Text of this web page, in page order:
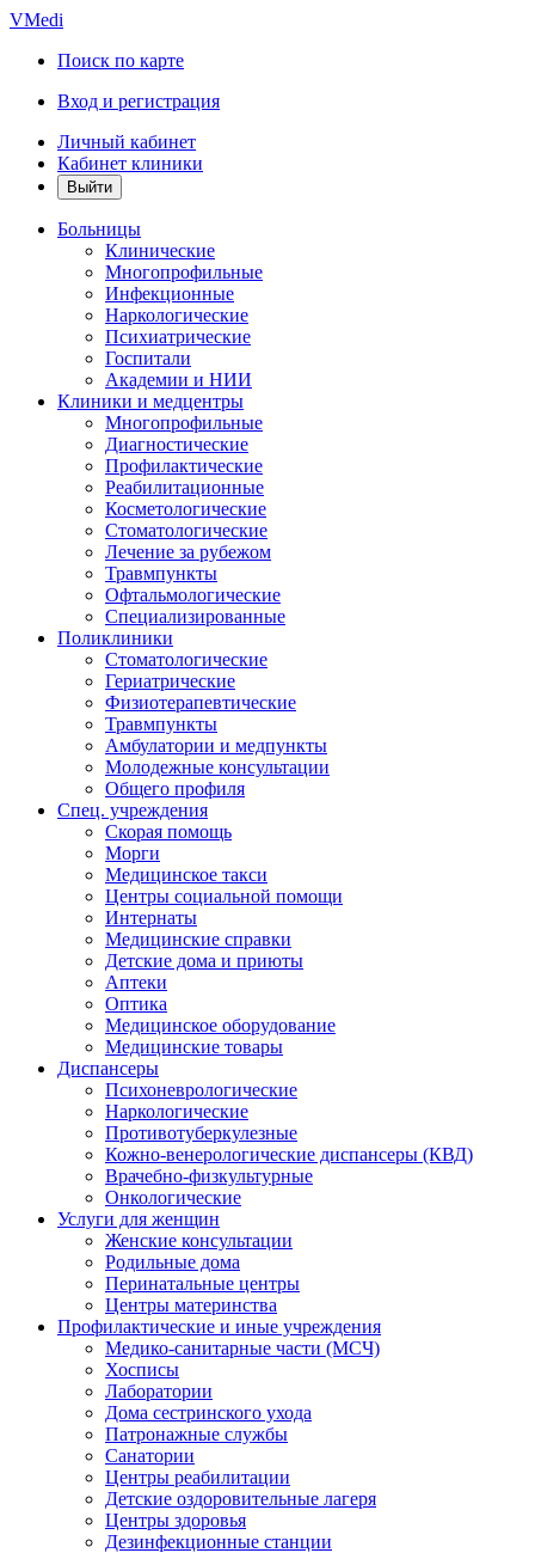
VMedi
Поиск по карте
Вход и регистрация
Личный кабинет
Кабинет клиники
Больницы
Клинические
Многопрофильные
Инфекционные
Наркологические
Психиатрические
Госпитали
Академии и НИИ
Клиники и медцентры
Многопрофильные
Диагностические
Профилактические
Реабилитационные
Косметологические
Стоматологические
Лечение за рубежом
Травмпункты
Офтальмологические
Специализированные
Поликлиники
Стоматологические
Гериатрические
Физиотерапевтические
Травмпункты
Амбулатории и медпункты
Молодежные консультации
Общего профиля
Спец. учреждения
Скорая помощь
Морги
Медицинское такси
Центры социальной помощи
Интернаты
Медицинские справки
Детские дома и приюты
Аптеки
Оптика
Медицинское оборудование
Медицинские товары
Диспансеры
Психоневрологические
Наркологические
Противотуберкулезные
Кожно-венерологические диспансеры (КВД)
Врачебно-физкультурные
Онкологические
Услуги для женщин
Женские консультации
Родильные дома
Перинатальные центры
Центры материнства
Профилактические и иные учреждения
Медико-санитарные части (МСЧ)
Хосписы
Лаборатории
Дома сестринского ухода
Патронажные службы
Санатории
Центры реабилитации
Детские оздоровительные лагеря
Центры здоровья
Дезинфекционные станции